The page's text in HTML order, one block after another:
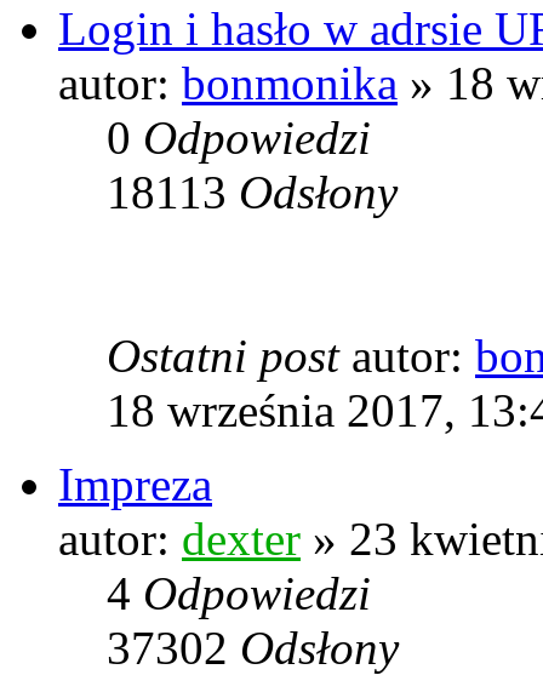
Login i hasło w adrsie
autor: bonmonika » 18
0 Odpowiedzi
18113 Odsłony
Ostatni post autor:
18 września 2017,
Impreza
autor: dexter » 23
4 Odpowiedzi
37302 Odsłony